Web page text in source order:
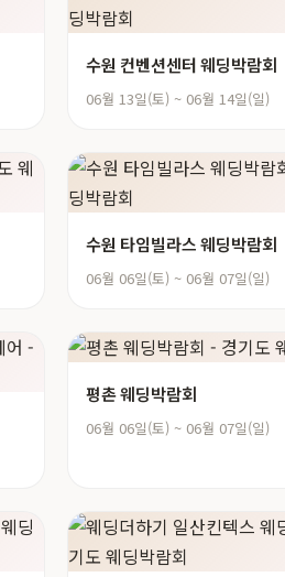
수원 컨벤션센터 웨딩박람회
06월 13일(토) ~ 06월 14일(일)
수원 타임빌라스 웨딩박람회
06월 06일(토) ~ 06월 07일(일)
평촌 웨딩박람회
06월 06일(토) ~ 06월 07일(일)